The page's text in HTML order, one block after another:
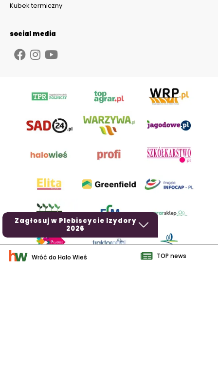
Zagłosuj w Plebiscycie Izydory
2026
Kubek termiczny
social media
Wróć do Halo Wieś TOP news